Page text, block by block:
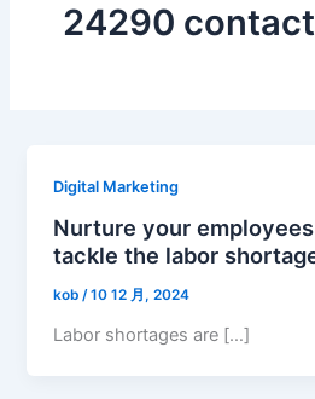
24290
Digital Marketing
Nurture your
tackle the labor
kob/10 12 月, 2024
Labor shortages are […]